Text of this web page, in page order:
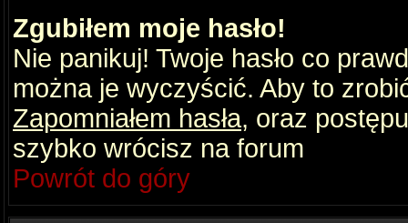
Zgubiłem moje hasło!
Nie panikuj! Twoje hasło co
można je wyczyścić. Aby to
Zapomniałem hasła, oraz
szybko wrócisz na forum
Powrót do góry